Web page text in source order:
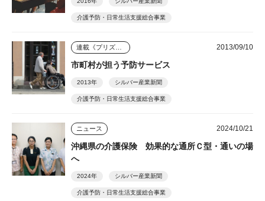
介護予防・日常生活支援総合事業
2013/09/10
市町村が担う予防サービス
2013年 シルバー産業新聞
介護予防・日常生活支援総合事業
ニュース 2024/10/21
沖縄県の介護保険 効果的な通所Ｃ型・通いの場
へ
2024年 シルバー産業新聞
介護予防・日常生活支援総合事業